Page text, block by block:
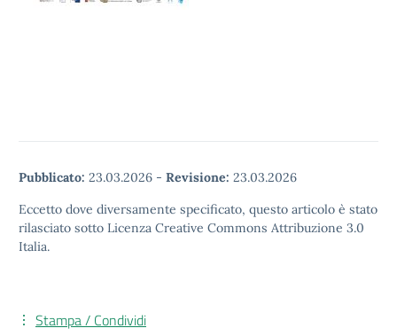
Pubblicato: 23.03.2026 - Revisione: 23.03.2026
Eccetto dove diversamente specificato, questo articolo è stato
rilasciato sotto Licenza Creative Commons Attribuzione 3.0
Italia.
Stampa / Condividi